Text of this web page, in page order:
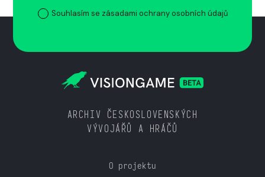
Souhlasím se zásadami ochrany osobních údajů
ARCHIV ČESKOSLOVENSKÝCH
VÝVOJÁŘŮ A HRÁČŮ
O projektu